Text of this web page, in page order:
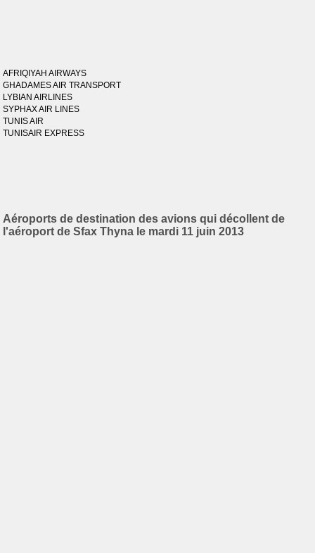
AFRIQIYAH AIRWAYS
GHADAMES AIR TRANSPORT
LYBIAN AIRLINES
SYPHAX AIR LINES
TUNIS AIR
TUNISAIR EXPRESS
Aéroports de destination des avions qui décollent de
l'aéroport de Sfax Thyna le mardi 11 juin 2013